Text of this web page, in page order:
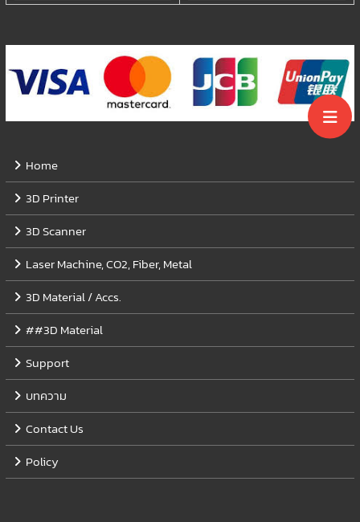
Home
3D Printer
3D Scanner
Laser Machine, CO2, Fiber, Metal
3D Material / Accs.
##3D Material
Support
บทความ
Contact Us
Policy